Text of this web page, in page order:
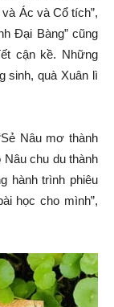
Ác và Cổ tích”,
Đại Bàng” cũng
cận kề. Những
sinh, quà Xuân lì
Nâu mơ thành
chu du thành
hành trình phiêu
học cho mình”,